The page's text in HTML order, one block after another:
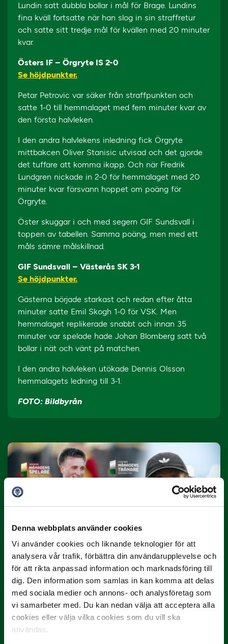
Denna webbplats använder cookies
Vi använder cookies och liknande teknologier för att
analysera vår trafik, förbättra din användarupplevelse och
för att rikta anpassad information och marknadsföring till
dig. Den information som samlas in kan komma att delas
med sociala medier och annons- och analysföretag som
vi samarbeter med. Du kan nedan välja att acceptera alla
cookies eller välja vilka cookies som du vill ska
användas.
Lundin satt dubbla bollar i mål för Brage. Lundins
fina kväll fortsatte när han slog in sin straffretur
och satte sitt tredje mål för kvällen med 20 minuter
kvar.
Östers IF – Örgryte IS 2-0
Se höjdpunkter.
Petar Petrovic var säker från straffpunkten och
satte 1-0 till hemmalaget med fem minuter kvar av
den första halvleken.
I den andra halvlekens inledning fick Örgryte
mittbakcen Oliver Stanisic utvisad och det gjorde
det tuffare att komma ikapp. Och när Fredrik
Lundgren nickade in 2-0 för hemmalaget med 20
minuter kvar försvann hoppet om poäng för
Örgryte.
Öster skuggar i och med segern GIF Sundsvall i
toppen av tabellen. Samma poäng, men med ett
måls sämre målskillnad.
GIF Sundsvall – Västerås SK 3-1
Se höjdpunkter.
Gästerna började starkast och redan efter åtta
minuter satte Emil Skogh 1-0 för VSK. Men
hemmalaget replikerade snabbt och innan 35
minuter var spelade hade Johan Blomberg satt två
bollar i nät och vänt på matchen.
I den andra halvleken utökade Dennis Olsson
hemmalagets ledning till 3-1.
FOTO: Bildbyrån
Dubbla Landskrona-priser när juni
summeras
"Vilken…